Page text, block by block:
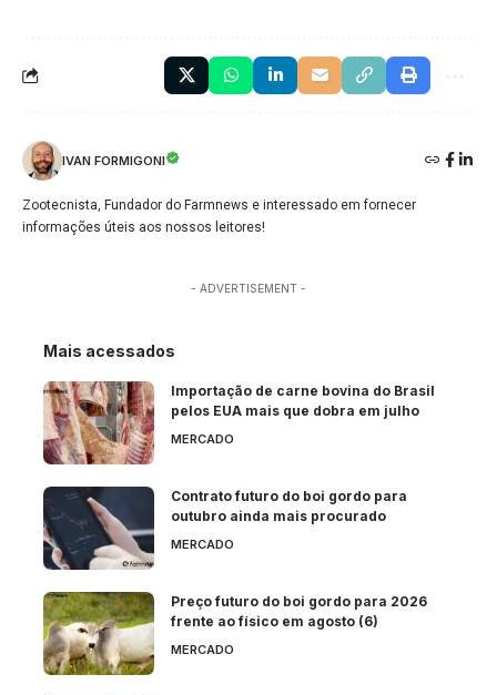
IVAN FORMIGONI
Zootecnista, Fundador do Farmnews e interessado em fornecer
informações úteis aos nossos leitores!
- ADVERTISEMENT -
Mais acessados
Importação de carne bovina do Brasil
pelos EUA mais que dobra em julho
MERCADO
Contrato futuro do boi gordo para
outubro ainda mais procurado
MERCADO
Preço futuro do boi gordo para 2026
frente ao físico em agosto (6)
MERCADO